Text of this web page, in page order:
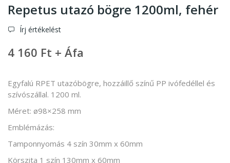
Repetus utazó bögre 1200ml, fehér
Írj értékelést
4 160 Ft + Áfa
Egyfalú RPET utazóbögre, hozzáillő színű PP ivófedéllel és
szívószállal. 1200 ml.
Méret: ø98×258 mm
Emblémázás:
Tamponnyomás 4 szín 30mm x 60mm
Körszita 1 szín 130mm x 60mm